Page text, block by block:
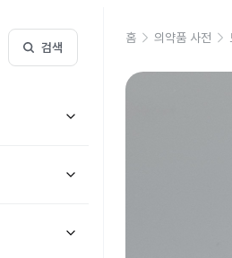
검색
홈 의약품 사전